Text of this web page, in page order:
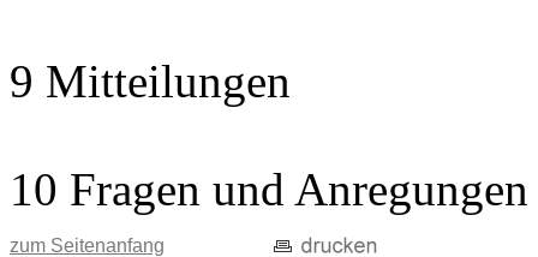
9 Mitteilungen
10 Fragen und Anregungen
zum Seitenanfang